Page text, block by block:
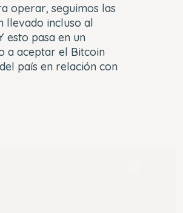
operar, seguimos las
llevado incluso al
esto pasa en un
a aceptar el Bitcoin
país en relación con